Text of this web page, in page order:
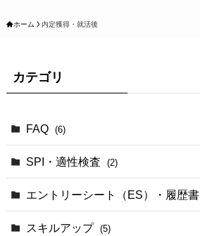
ホーム 内定獲得・就活後
カテゴリ
FAQ (6)
SPI・適性検査 (2)
エントリーシート（ES）・履歴書
スキルアップ (5)